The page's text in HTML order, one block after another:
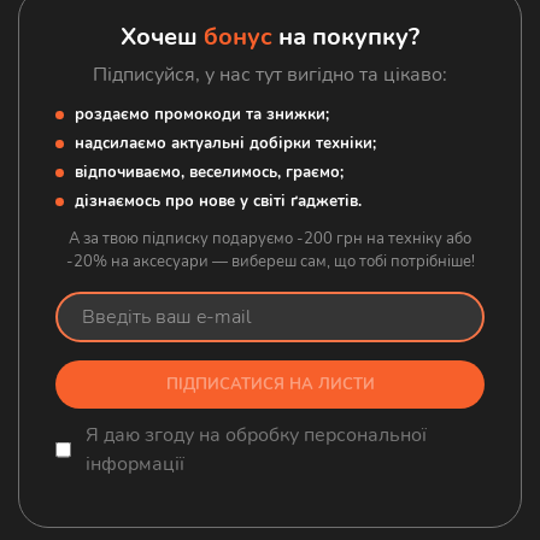
Хочеш бонус на покупку?
Підписуйся, у нас тут вигідно та цікаво:
роздаємо промокоди та знижки;
надсилаємо актуальні добірки техніки;
відпочиваємо, веселимось, граємо;
дізнаємось про нове у світі ґаджетів.
А за твою підписку подаруємо -200 грн на техніку або
-20% на аксесуари — вибереш сам, що тобі потрібніше!
ПІДПИСАТИСЯ НА ЛИСТИ
Я даю згоду на обробку персональної
інформації